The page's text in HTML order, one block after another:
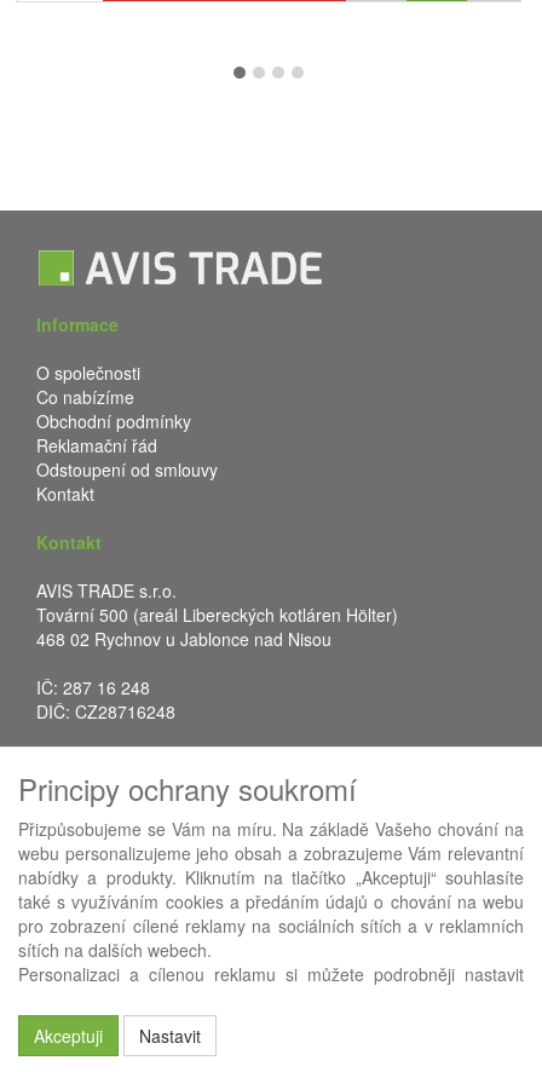
Informace
O společnosti
Co nabízíme
Obchodní podmínky
Reklamační řád
Odstoupení od smlouvy
Kontakt
Kontakt
AVIS TRADE s.r.o.
Tovární 500 (areál Libereckých kotláren Hölter)
468 02 Rychnov u Jablonce nad Nisou
IČ: 287 16 248
DIČ: CZ28716248
Fax: +420 483 034 590
E-mail:info@avistrade.cz
Web:www.avistrade.cz
Používáme ABRA eShop- nejlepší řešení e-commerce pro náš
Principy ochrany soukromí
Přizpůsobujeme se Vám na míru. Na základě Vašeho chování na
webu personalizujeme jeho obsah a zobrazujeme Vám relevantní
nabídky a produkty. Kliknutím na tlačítko „Akceptuji“ souhlasíte
také s využíváním cookies a předáním údajů o chování na webu
pro zobrazení cílené reklamy na sociálních sítích a v reklamních
sítích na dalších webech.
Personalizaci a cílenou reklamu si můžete podrobněji nastavit
Akceptuji
Nastavit